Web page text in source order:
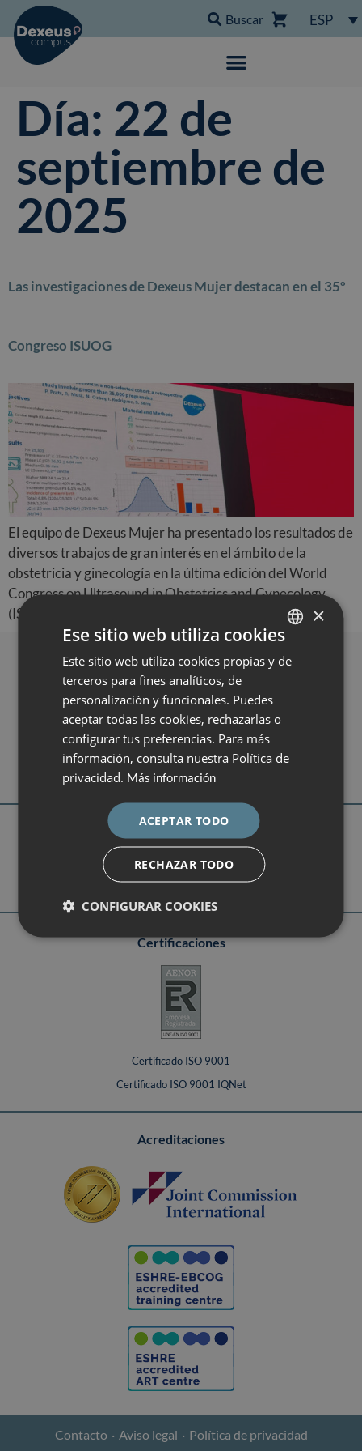
Buscar ESP
Día: 22 de
septiembre de
2025
Las investigaciones de Dexeus Mujer destacan en el 35º
Congreso ISUOG
El equipo de Dexeus Mujer ha presentado los resultados de
diversos trabajos de gran interés en el ámbito de la
obstetricia y ginecología en la última edición del World
Congress on Ultrasound in Obstetrics and Gynecology
(ISUOG), celebrado en Cancún (Mexico).
Contacto
DEXEUS CAMPUS
Gran Vía de Carles III 71-75
08028 Barcelona
campus@dexeus.com
(+34) 93 227 47 09
Síguenos
Certificaciones
Certificado ISO 9001
Certificado ISO 9001 IQNet
Acreditaciones
Contacto Aviso legal Política de privacidad
SPANISH
×
Ese sitio web utiliza cookies
Este sitio web utiliza cookies propias y de
terceros para fines analíticos, de
personalización y funcionales. Puedes
aceptar todas las cookies, rechazarlas o
configurar tus preferencias. Para más
información, consulta nuestra Política de
privacidad. Más información
ACEPTAR TODO
RECHAZAR TODO
CONFIGURAR COOKIES